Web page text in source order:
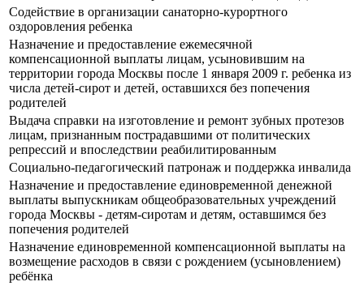
Содействие в организации санаторно-курортного
оздоровления ребенка
Назначение и предоставление ежемесячной
компенсационной выплаты лицам, усыновившим на
территории города Москвы после 1 января 2009 г. ребенка из
числа детей-сирот и детей, оставшихся без попечения
родителей
Выдача справки на изготовление и ремонт зубных протезов
лицам, признанным пострадавшими от политических
репрессий и впоследствии реабилитированным
Социально-педагогический патронаж и поддержка инвалида
Назначение и предоставление единовременной денежной
выплаты выпускникам общеобразовательных учреждений
города Москвы - детям-сиротам и детям, оставшимся без
попечения родителей
Назначение единовременной компенсационной выплаты на
возмещение расходов в связи с рождением (усыновлением)
ребёнка